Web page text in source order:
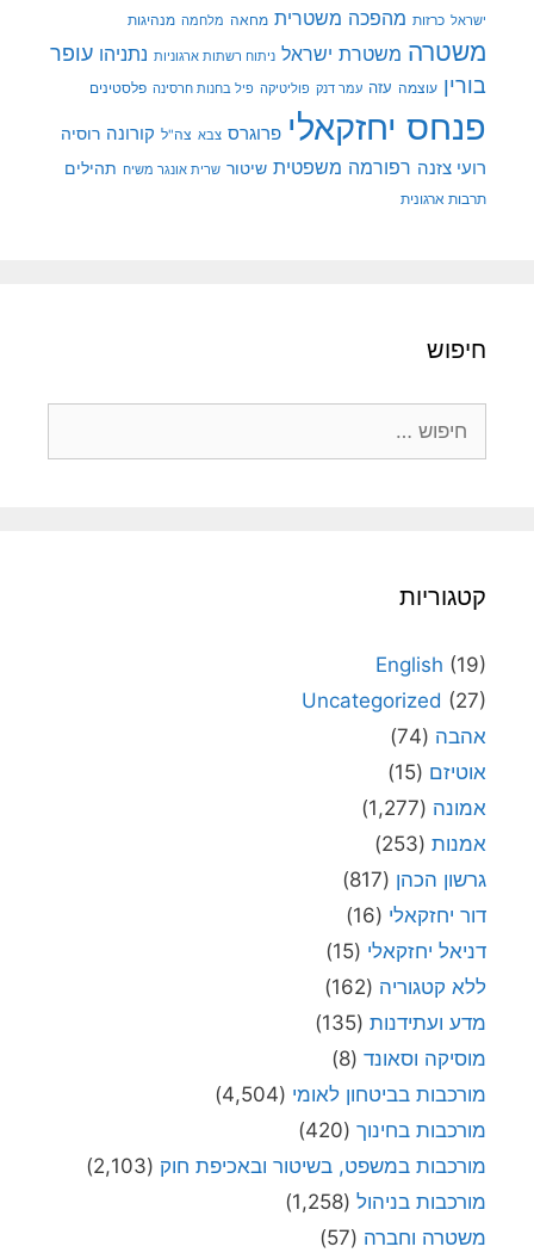
ישראל כרזות מהפכה משטרית מחאה מלחמה מנהיגות
משטרה משטרת ישראל ניתוח רשתות ארגוניות נתניהו עופר
בורין עוצמה עזה עמר דנק פוליטיקה פיל בחנות חרסינה פלסטינים
פנחס יחזקאלי פרוגרס צבא צה"ל קורונה רוסיה
רועי צזנה רפורמה משפטית שיטור שרית אונגר משיח תהילים
תרבות ארגונית
חיפוש
קטגוריות
English (19)
Uncategorized (27)
אהבה (74)
אוטיזם (15)
אמונה (1,277)
אמנות (253)
גרשון הכהן (817)
דור יחזקאלי (16)
דניאל יחזקאלי (15)
ללא קטגוריה (162)
מדע ועתידנות (135)
מוסיקה וסאונד (8)
מורכבות בביטחון לאומי (4,504)
מורכבות בחינוך (420)
מורכבות במשפט, בשיטור ובאכיפת חוק (2,103)
מורכבות בניהול (1,258)
משטרה וחברה (57)